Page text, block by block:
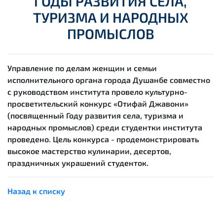
ТУРИЗМА И НАРОДНЫХ
ПРОМЫСЛОВ
Управление по делам женщин и семьи
исполнительного органа города Душанбе совместно
с руководством института провело культурно-
просветительский конкурс «Отифай Джавони»
(посвященный Году развития села, туризма и
народных промыслов) среди студентки института
проведено. Цель конкурса - продемонстрировать
высокое мастерство кулинарии, десертов,
праздничных украшений студенток.
Назад к списку